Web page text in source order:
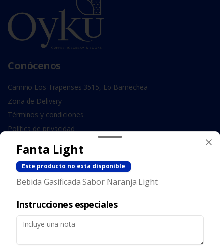
Conócenos
Camino Los Trapenses 3515, Lo Barnechea
Zona de Delivery
Términos y condiciones
Política de privacidad
Redes sociales
Instagram
Facebook
Mi cuenta
Fanta Light
Este producto no esta disponible
Bebida Gasificada Sabor Naranja Light
Instrucciones especiales